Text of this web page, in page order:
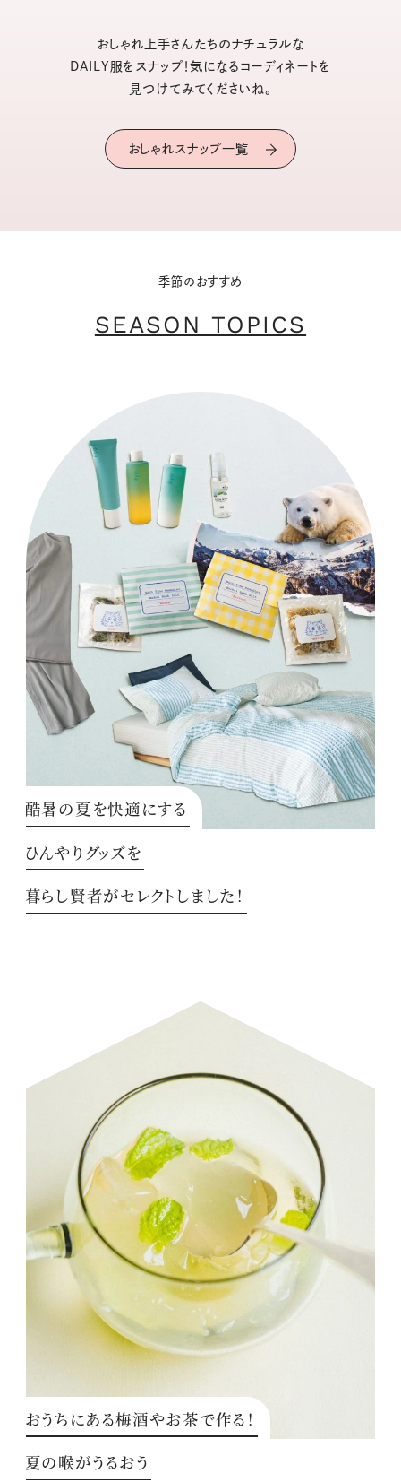
おしゃれ上手さんたちのナチュラルな
DAILY服をスナップ！気になるコーディネートを
見つけてみてくださいね。
おしゃれスナップ一覧
季節のおすすめ
SEASON TOPICS
酷暑の夏を快適にする
ひんやりグッズを
暮らし賢者がセレクトしました！
おうちにある梅酒やお茶で作る！
夏の喉がうるおう